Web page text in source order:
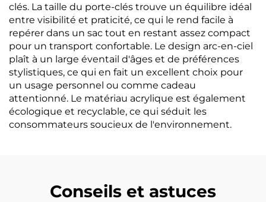
clés. La taille du porte-clés trouve un équilibre idéal
entre visibilité et praticité, ce qui le rend facile à
repérer dans un sac tout en restant assez compact
pour un transport confortable. Le design arc-en-ciel
plaît à un large éventail d'âges et de préférences
stylistiques, ce qui en fait un excellent choix pour
un usage personnel ou comme cadeau
attentionné. Le matériau acrylique est également
écologique et recyclable, ce qui séduit les
consommateurs soucieux de l'environnement.
Conseils et astuces